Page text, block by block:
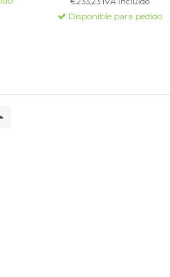
Secure. Installation facile sur
rails DIN, conçu pour réduire
Disponible para pedido